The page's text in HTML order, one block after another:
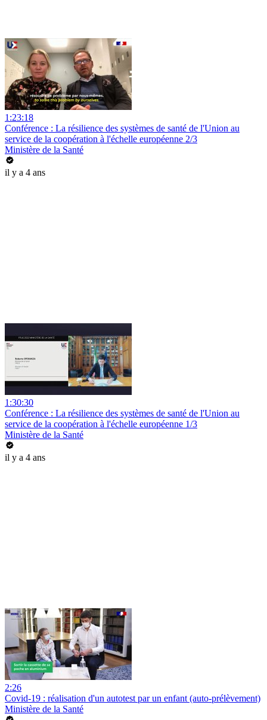
1:23:18
Conférence : La résilience des systèmes de santé de l'Union au
service de la coopération à l'échelle européenne 2/3
Ministère de la Santé
il y a 4 ans
1:30:30
Conférence : La résilience des systèmes de santé de l'Union au
service de la coopération à l'échelle européenne 1/3
Ministère de la Santé
il y a 4 ans
2:26
Covid-19 : réalisation d'un autotest par un enfant (auto-prélèvement)
Ministère de la Santé